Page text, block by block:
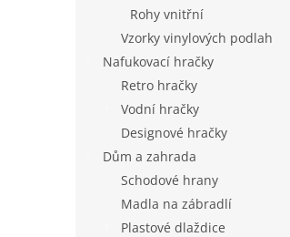
Rohy vnitřní
Vzorky vinylových podlah
Nafukovací hračky
Retro hračky
Vodní hračky
Designové hračky
Dům a zahrada
Schodové hrany
Madla na zábradlí
Plastové dlaždice